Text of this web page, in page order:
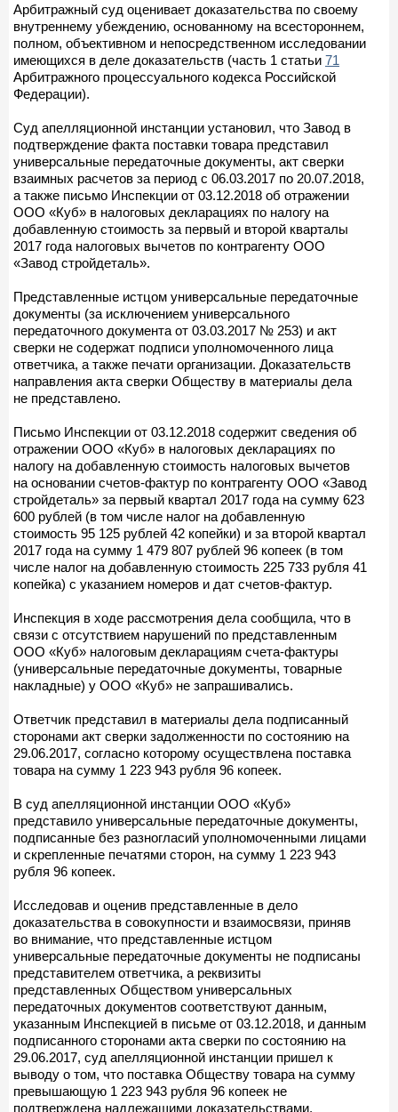
Арбитражный суд оценивает доказательства по своему
внутреннему убеждению, основанному на всестороннем,
полном, объективном и непосредственном исследовании
имеющихся в деле доказательств (часть 1 статьи 71
Арбитражного процессуального кодекса Российской
Федерации).
Суд апелляционной инстанции установил, что Завод в
подтверждение факта поставки товара представил
универсальные передаточные документы, акт сверки
взаимных расчетов за период с 06.03.2017 по 20.07.2018,
а также письмо Инспекции от 03.12.2018 об отражении
ООО «Куб» в налоговых декларациях по налогу на
добавленную стоимость за первый и второй кварталы
2017 года налоговых вычетов по контрагенту ООО
«Завод стройдеталь».
Представленные истцом универсальные передаточные
документы (за исключением универсального
передаточного документа от 03.03.2017 № 253) и акт
сверки не содержат подписи уполномоченного лица
ответчика, а также печати организации. Доказательств
направления акта сверки Обществу в материалы дела
не представлено.
Письмо Инспекции от 03.12.2018 содержит сведения об
отражении ООО «Куб» в налоговых декларациях по
налогу на добавленную стоимость налоговых вычетов
на основании счетов-фактур по контрагенту ООО «Завод
стройдеталь» за первый квартал 2017 года на сумму 623
600 рублей (в том числе налог на добавленную
стоимость 95 125 рублей 42 копейки) и за второй квартал
2017 года на сумму 1 479 807 рублей 96 копеек (в том
числе налог на добавленную стоимость 225 733 рубля 41
копейка) с указанием номеров и дат счетов-фактур.
Инспекция в ходе рассмотрения дела сообщила, что в
связи с отсутствием нарушений по представленным
ООО «Куб» налоговым декларациям счета-фактуры
(универсальные передаточные документы, товарные
накладные) у ООО «Куб» не запрашивались.
Ответчик представил в материалы дела подписанный
сторонами акт сверки задолженности по состоянию на
29.06.2017, согласно которому осуществлена поставка
товара на сумму 1 223 943 рубля 96 копеек.
В суд апелляционной инстанции ООО «Куб»
представило универсальные передаточные документы,
подписанные без разногласий уполномоченными лицами
и скрепленные печатями сторон, на сумму 1 223 943
рубля 96 копеек.
Исследовав и оценив представленные в дело
доказательства в совокупности и взаимосвязи, приняв
во внимание, что представленные истцом
универсальные передаточные документы не подписаны
представителем ответчика, а реквизиты
представленных Обществом универсальных
передаточных документов соответствуют данным,
указанным Инспекцией в письме от 03.12.2018, и данным
подписанного сторонами акта сверки по состоянию на
29.06.2017, суд апелляционной инстанции пришел к
выводу о том, что поставка Обществу товара на сумму
превышающую 1 223 943 рубля 96 копеек не
подтверждена надлежащими доказательствами.